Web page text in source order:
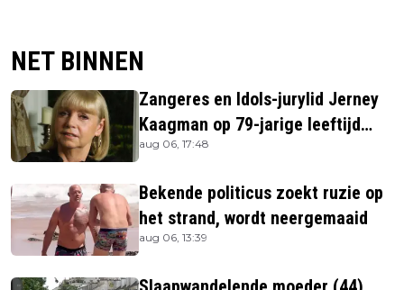
NET BINNEN
Zangeres en Idols-jurylid Jerney
Kaagman op 79-jarige leeftijd
overleden
aug 06, 17:48
Bekende politicus zoekt ruzie op
het strand, wordt neergemaaid
aug 06, 13:39